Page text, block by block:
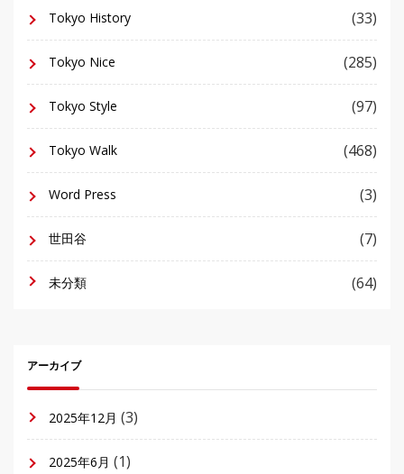
Tokyo History (33)
Tokyo Nice (285)
Tokyo Style (97)
Tokyo Walk (468)
Word Press (3)
世田谷 (7)
未分類 (64)
アーカイブ
2025年12月 (3)
2025年6月 (1)